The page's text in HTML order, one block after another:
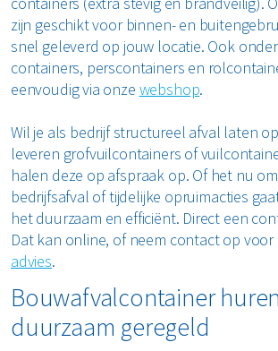
zijn geschikt voor binnen- en
snel geleverd op jouw locatie. Ook
containers, perscontainers en
eenvoudig via onze webshop.
Wil je als bedrijf structureel afval laten
leveren grofvuilcontainers of
halen deze op afspraak op. Of het nu
bedrijfsafval of tijdelijke opruimacties
het duurzaam en efficiënt. Direct een
Dat kan online, of neem contact op voor
advies.
Bouwafvalcontainer
duurzaam geregeld